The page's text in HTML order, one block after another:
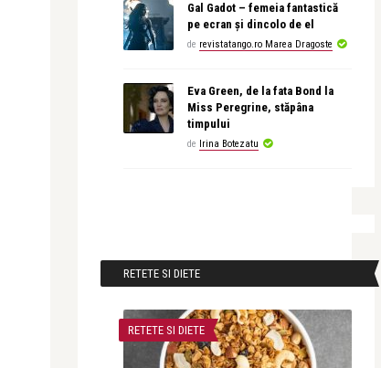
Gal Gadot – femeia fantastică
pe ecran și dincolo de el
de revistatango.ro Marea Dragoste
Eva Green, de la fata Bond la
Miss Peregrine, stăpâna
timpului
de Irina Botezatu
RETETE SI DIETE
RETETE SI DIETE